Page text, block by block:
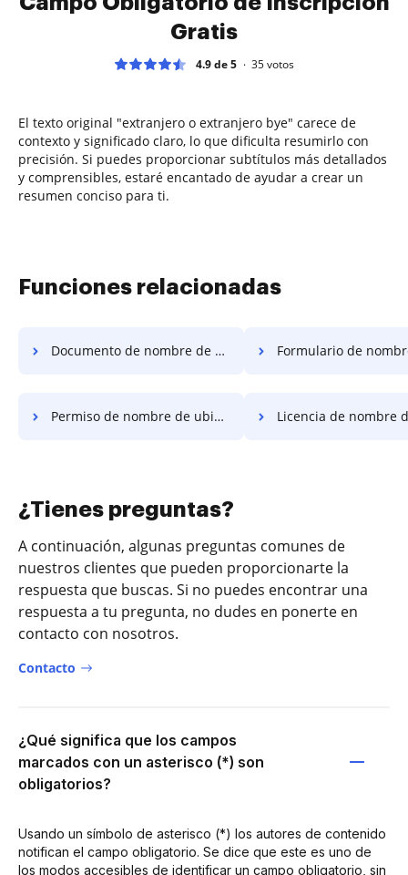
Gratis
4.9 de 5 35votos
El texto original "extranjero o extranjero bye" carece de
contexto y significado claro, lo que dificulta resumirlo con
precisión. Si puedes proporcionar subtítulos más detallados
y comprensibles, estaré encantado de ayudar a crear un
resumen conciso para ti.
Funciones relacionadas
Documento de nombre de ubicación Formulario de nombre de
Permiso de nombre de ubicación Licencia de nombre de
¿Tienes preguntas?
A continuación, algunas preguntas comunes de
nuestros clientes que pueden proporcionarte la
respuesta que buscas. Si no puedes encontrar una
respuesta a tu pregunta, no dudes en ponerte en
contacto con nosotros.
Contacto
¿Qué significa que los campos
marcados con un asterisco (*) son
obligatorios?
Usando un símbolo de asterisco (*) los autores de contenido
notifican el campo obligatorio. Se dice que este es uno de
los modos accesibles de identificar un campo obligatorio, sin